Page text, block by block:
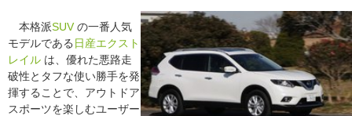
本格派SUV の一番人気
モデルである 日産エクスト
レイル は、優れた悪路走
破性とタフな使い勝手を発
揮することで、アウトドア
スポーツを楽しむユーザー